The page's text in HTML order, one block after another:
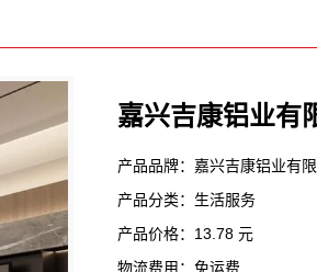
嘉兴吉康铝业有
产品品牌：嘉兴吉康铝业有
产品分类：生活服务
产品价格：13.78 元
物流费用：免运费